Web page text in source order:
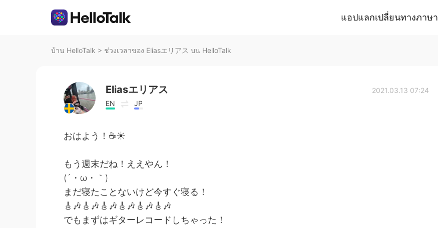
แอปแลกเปลี่ยนทางภาษา
บ้าน HelloTalk > ช่วงเวลาของ Eliasエリアス บน HelloTalk
Eliasエリアス
EN JP
2021.03.13 07:24
おはよう！☕☀
もう週末だね！ええやん！
(´・ω・｀)
まだ寝たことないけど今すぐ寝る！
🎸🎶🎸🎶🎸🎶🎸🎶🎸🎶🎸🎶
でもまずはギターレコードしちゃった！